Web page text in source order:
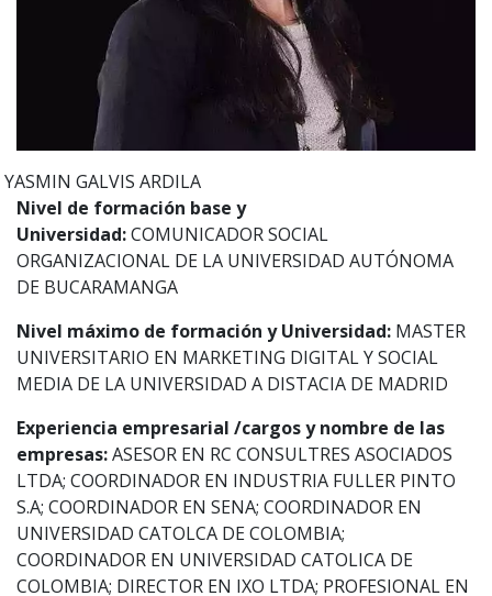
YASMIN GALVIS ARDILA
Nivel de formación base y
Universidad:COMUNICADOR SOCIAL
ORGANIZACIONAL DE LA UNIVERSIDAD AUTÓNOMA
DE BUCARAMANGA
Nivel máximo de formación y Universidad: MASTER
UNIVERSITARIO EN MARKETING DIGITAL Y SOCIAL
MEDIA DE LA UNIVERSIDAD A DISTACIA DE MADRID
Experiencia empresarial /cargos y nombre de las
empresas:ASESOR EN RC CONSULTRES ASOCIADOS
LTDA; COORDINADOR EN INDUSTRIA FULLER PINTO
S.A; COORDINADOR EN SENA; COORDINADOR EN
UNIVERSIDAD CATOLCA DE COLOMBIA;
COORDINADOR EN UNIVERSIDAD CATOLICA DE
COLOMBIA; DIRECTOR EN IXO LTDA; PROFESIONAL EN